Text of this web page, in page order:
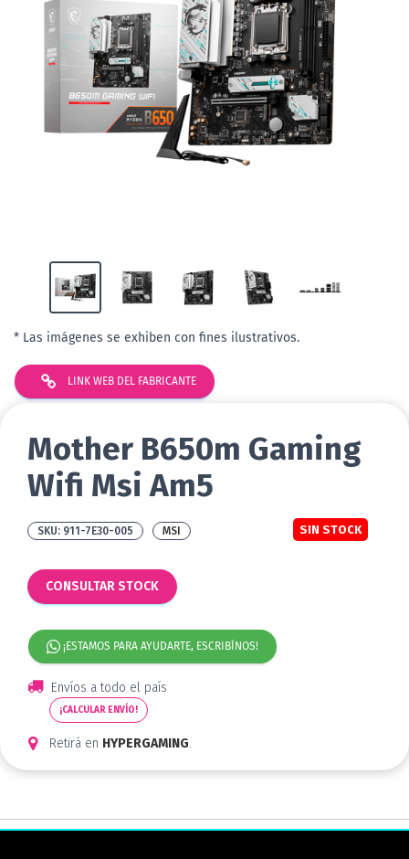
* Las imágenes se exhiben con fines ilustrativos.
LINK WEB DEL FABRICANTE
Mother B650m Gaming
Wifi Msi Am5
911-7E30-005 SIN STOCK
MSI
CONSULTAR STOCK
¡ESTAMOS PARA AYUDARTE, ESCRIBÍNOS!
Envíos a todo el país
¡CALCULAR ENVÍO!
Retirá en HYPERGAMING.